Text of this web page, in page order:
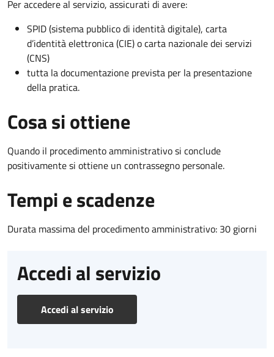
Per accedere al servizio, assicurati di avere:
SPID (sistema pubblico di identità digitale), carta
d’identità elettronica (CIE) o carta nazionale dei servizi
(CNS)
tutta la documentazione prevista per la presentazione
della pratica.
Cosa si ottiene
Quando il procedimento amministrativo si conclude
positivamente si ottiene un contrassegno personale.
Tempi e scadenze
Durata massima del procedimento amministrativo: 30 giorni
Accedi al servizio
Accedi al servizio